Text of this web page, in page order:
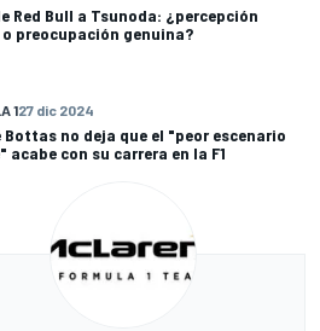
Red Bull a Tsunoda: ¿percepción
preocupación genuina?
127 dic 2024
Bottas no deja que el "peor escenario
acabe con su carrera en la F1